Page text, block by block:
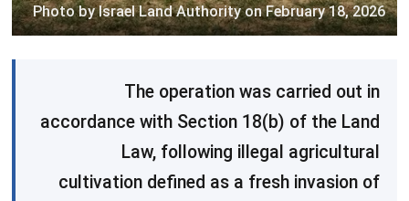
Photo by Israel Land Authority on February 18, 2026
The operation was carried out in
accordance with Section 18(b) of the Land
Law, following illegal agricultural
cultivation defined as a fresh invasion of